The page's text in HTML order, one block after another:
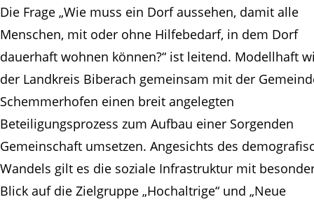
Die Frage „Wie muss ein Dorf aussehen, damit alle
Menschen, mit oder ohne Hilfebedarf, in dem Dorf
dauerhaft wohnen können?“ ist leitend. Modellhaft
der Landkreis Biberach gemeinsam mit der
Schemmerhofen einen breit angelegten
Beteiligungsprozess zum Aufbau einer Sorgenden
Gemeinschaft umsetzen. Angesichts des
Wandels gilt es die soziale Infrastruktur mit
Blick auf die Zielgruppe „Hochaltrige“ und „Neue